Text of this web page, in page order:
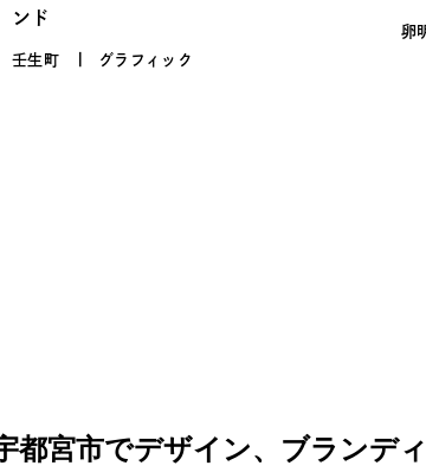
ンド
壬生町 グラフィック
卵